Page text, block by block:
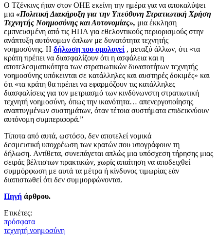
Ο Τζένκινς ήταν στον ΟΗΕ εκείνη την ημέρα για να αποκαλύψει
μια «Πολιτική Διακήρυξη για την Υπεύθυνη Στρατιωτική Χρήση
Τεχνητής Νοημοσύνης και Αυτονομίας», μια έκκληση
εμπνευσμένη από τις ΗΠΑ για εθελοντικούς περιορισμούς στην
ανάπτυξη αυτόνομων όπλων με δυνατότητα τεχνητής
νοημοσύνης. Η δήλωση του ομολογεί , μεταξύ άλλων, ότι «τα
κράτη πρέπει να διασφαλίζουν ότι η ασφάλεια και η
αποτελεσματικότητα των στρατιωτικών δυνατοτήτων τεχνητής
νοημοσύνης υπόκεινται σε κατάλληλες και αυστηρές δοκιμές» και
ότι «τα κράτη θα πρέπει να εφαρμόζουν τις κατάλληλες
διασφαλίσεις για τον μετριασμό των κινδύνωνστη στρατιωτική
τεχνητή νοημοσύνη, όπως την ικανότητα… απενεργοποίησης
αναπτυγμένων συστημάτων, όταν τέτοια συστήματα επιδεικνύουν
αυτόνομη συμπεριφορά.”
Τίποτα από αυτά, ωστόσο, δεν αποτελεί νομικά
δεσμευτική υποχρέωση των κρατών που υπογράφουν τη
δήλωση. Αντίθετα, συνεπάγεται απλώς μια υπόσχεση τήρησης μιας
σειράς βέλτιστων πρακτικών, χωρίς απαίτηση να αποδειχθεί
συμμόρφωση με αυτά τα μέτρα ή κίνδυνος τιμωρίας εάν
διαπιστωθεί ότι δεν συμμορφώνονται.
Πηγή άρθρου.
Ετικέτες:
πρόσφατα
τεχνητή νοημοσύνη